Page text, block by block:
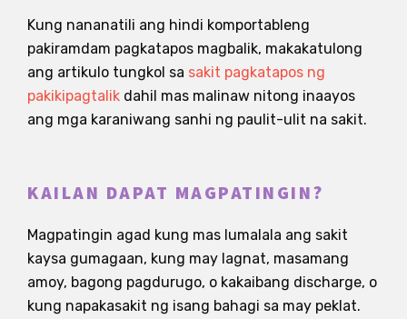
Kung nananatili ang hindi komportableng
pakiramdam pagkatapos magbalik, makakatulong
ang artikulo tungkol sa sakit pagkatapos ng
pakikipagtalik dahil mas malinaw nitong inaayos
ang mga karaniwang sanhi ng paulit-ulit na sakit.
KAILAN DAPAT MAGPATINGIN?
Magpatingin agad kung mas lumalala ang sakit
kaysa gumagaan, kung may lagnat, masamang
amoy, bagong pagdurugo, o kakaibang discharge, o
kung napakasakit ng isang bahagi sa may peklat.